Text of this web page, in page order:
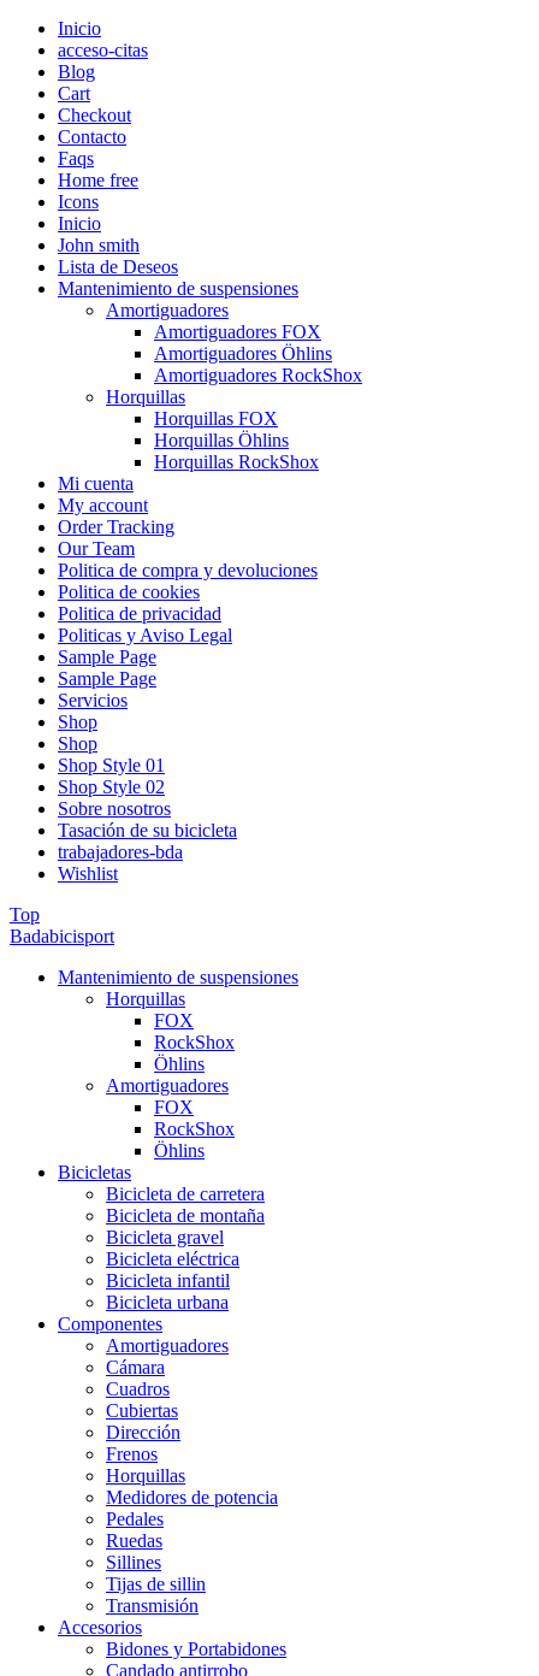
Inicio
acceso-citas
Blog
Cart
Checkout
Contacto
Faqs
Home free
Icons
Inicio
John smith
Lista de Deseos
Mantenimiento de suspensiones
Amortiguadores
Amortiguadores FOX
Amortiguadores Öhlins
Amortiguadores RockShox
Horquillas
Horquillas FOX
Horquillas Öhlins
Horquillas RockShox
Mi cuenta
My account
Order Tracking
Our Team
Politica de compra y devoluciones
Politica de cookies
Politica de privacidad
Politicas y Aviso Legal
Sample Page
Sample Page
Servicios
Shop
Shop
Shop Style 01
Shop Style 02
Sobre nosotros
Tasación de su bicicleta
trabajadores-bda
Wishlist
Top
Badabicisport
Mantenimiento de suspensiones
Horquillas
FOX
RockShox
Öhlins
Amortiguadores
FOX
RockShox
Öhlins
Bicicletas
Bicicleta de carretera
Bicicleta de montaña
Bicicleta gravel
Bicicleta eléctrica
Bicicleta infantil
Bicicleta urbana
Componentes
Amortiguadores
Cámara
Cuadros
Cubiertas
Dirección
Frenos
Horquillas
Medidores de potencia
Pedales
Ruedas
Sillines
Tijas de sillin
Transmisión
Accesorios
Bidones y Portabidones
Candado antirrobo